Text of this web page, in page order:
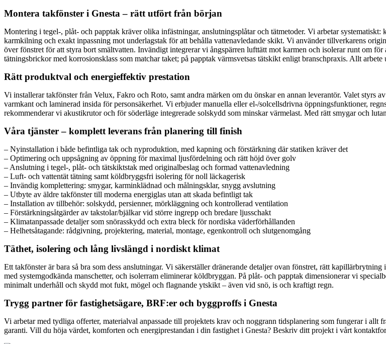
Montera takfönster i Gnesta – rätt utfört från början
Montering i tegel-, plåt- och papptak kräver olika infästningar, anslutningsplåtar och tätmetoder. Vi arbetar
karmkilning och exakt inpassning mot underlagstak för att behålla vattenavledande skikt. Vi använder tillverkarens
över fönstret för att styra bort smältvatten. Invändigt integrerar vi ångspärren lufttätt mot karmen och isolerar runt om
tätningsbrickor med korrosionsklass som matchar taket; på papptak värmsvetsas tätskikt enligt branschpraxis. Allt
Rätt produktval och energieffektiv prestation
Vi installerar takfönster från Velux, Fakro och Roto, samt andra märken om du önskar en annan leverantör. Valet
varmkant och laminerad insida för personsäkerhet. Vi erbjuder manuella eller el-/solcellsdrivna öppningsfunktioner,
rekommenderar vi akustikrutor och för söderläge integrerade solskydd som minskar värmelast. Med rätt smygar och
Våra tjänster – komplett leverans från planering till finish
– Nyinstallation i både befintliga tak och nyproduktion, med kapning och förstärkning där statiken kräver det
– Optimering och uppsågning av öppning för maximal ljusfördelning och rätt höjd över golv
– Anslutning i tegel-, plåt- och tätskiktstak med originalbeslag och formad vattenavledning
– Luft- och vattentät tätning samt köldbryggsfri isolering för noll läckagerisk
– Invändig komplettering: smygar, karminklädnad och målningsklar, snygg avslutning
– Utbyte av äldre takfönster till moderna energiglas utan att skada befintligt tak
– Installation av tillbehör: solskydd, persienner, mörkläggning och kontrollerad ventilation
– Förstärkningsåtgärder av takstolar/bjälkar vid större ingrepp och bredare ljusschakt
– Klimatanpassade detaljer som snörasskydd och extra bleck för nordiska väderförhållanden
– Helhetsåtagande: rådgivning, projektering, material, montage, egenkontroll och slutgenomgång
Täthet, isolering och lång livslängd i nordiskt klimat
Ett takfönster är bara så bra som dess anslutningar. Vi säkerställer dränerande detaljer ovan fönstret, rätt
med systemgodkända manschetter, och isolerram eliminerar köldbryggan. På plåt- och papptak dimensionerar vi
minimalt underhåll och skydd mot fukt, mögel och flagnande ytskikt – även vid snö, is och kraftigt regn.
Trygg partner för fastighetsägare, BRF:er och byggproffs i Gnesta
Vi arbetar med tydliga offerter, materialval anpassade till projektets krav och noggrann tidsplanering som fungerar i
garanti. Vill du höja värdet, komforten och energiprestandan i din fastighet i Gnesta? Beskriv ditt projekt i vårt